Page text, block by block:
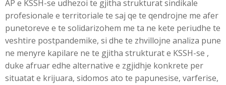
AP e KSSH-se udhezoi te gjitha strukturat sindikale
profesionale e territoriale te saj qe te qendrojne me afer
punetoreve e te solidarizohem me ta ne kete periudhe te
veshtire postpandemike, si dhe te zhvillojne analiza pune
ne menyre kapilare ne te gjitha strukturat e KSSH-se ,
duke afruar edhe alternative e zgjidhje konkrete per
situatat e krijuara, sidomos ato te papunesise, varferise,